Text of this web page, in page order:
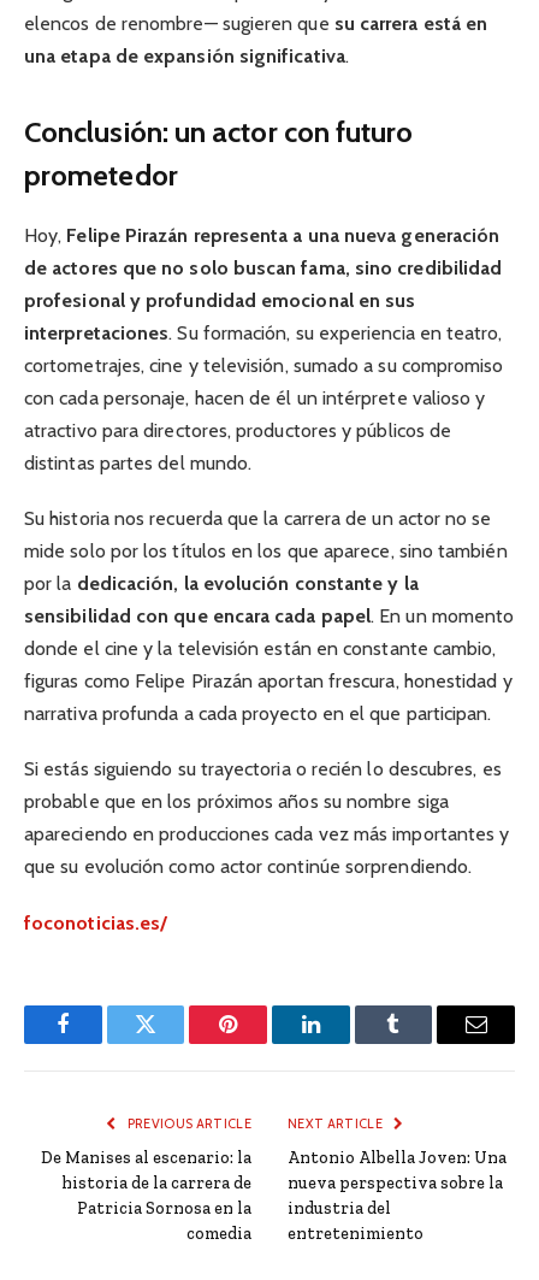
elencos de renombre— sugieren que su carrera está en
una etapa de expansión significativa.
Conclusión: un actor con futuro
prometedor
Hoy, Felipe Pirazán representa a una nueva generación
de actores que no solo buscan fama, sino credibilidad
profesional y profundidad emocional en sus
interpretaciones. Su formación, su experiencia en teatro,
cortometrajes, cine y televisión, sumado a su compromiso
con cada personaje, hacen de él un intérprete valioso y
atractivo para directores, productores y públicos de
distintas partes del mundo.
Su historia nos recuerda que la carrera de un actor no se
mide solo por los títulos en los que aparece, sino también
por la dedicación, la evolución constante y la
sensibilidad con que encara cada papel. En un momento
donde el cine y la televisión están en constante cambio,
figuras como Felipe Pirazán aportan frescura, honestidad y
narrativa profunda a cada proyecto en el que participan.
Si estás siguiendo su trayectoria o recién lo descubres, es
probable que en los próximos años su nombre siga
apareciendo en producciones cada vez más importantes y
que su evolución como actor continúe sorprendiendo.
foconoticias.es/
FacebookTwitter Pinterest LinkedInTumblr Email
PREVIOUS ARTICLE
De Manises al escenario: la
historia de la carrera de
Patricia Sornosa en la
comedia
NEXT ARTICLE
Antonio Albella Joven: Una
nueva perspectiva sobre la
industria del
entretenimiento